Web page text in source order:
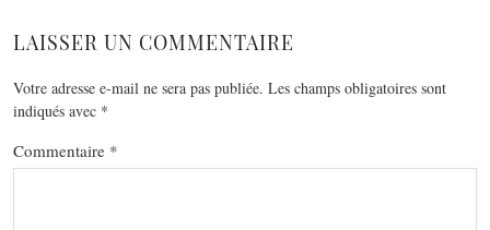
LAISSER UN COMMENTAIRE
Votre adresse e-mail ne sera pas publiée. Les champs obligatoires sont
indiqués avec *
Commentaire *